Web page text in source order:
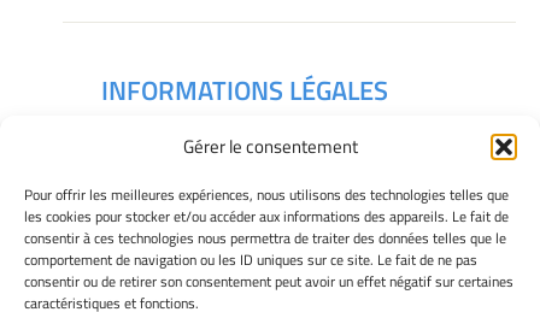
Gérer le consentement
Pour offrir les meilleures expériences, nous utilisons des technologies telles que
les cookies pour stocker et/ou accéder aux informations des appareils. Le fait de
consentir à ces technologies nous permettra de traiter des données telles que le
comportement de navigation ou les ID uniques sur ce site. Le fait de ne pas
consentir ou de retirer son consentement peut avoir un effet négatif sur certaines
caractéristiques et fonctions.
INFORMATIONS LÉGALES
Gérer mes cookies
Déclaration de confidentialité
Politique des cookies
Avertissement